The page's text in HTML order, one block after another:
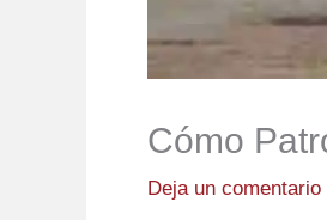
Cómo
Deja un comentario